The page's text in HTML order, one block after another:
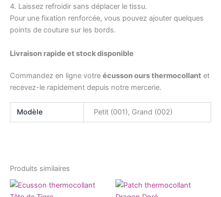
4. Laissez refroidir sans déplacer le tissu.
Pour une fixation renforcée, vous pouvez ajouter quelques
points de couture sur les bords.
Livraison rapide et stock disponible
Commandez en ligne votre écusson ours thermocollant et
recevez-le rapidement depuis notre mercerie.
Modèle Petit (001), Grand (002)
Produits similaires